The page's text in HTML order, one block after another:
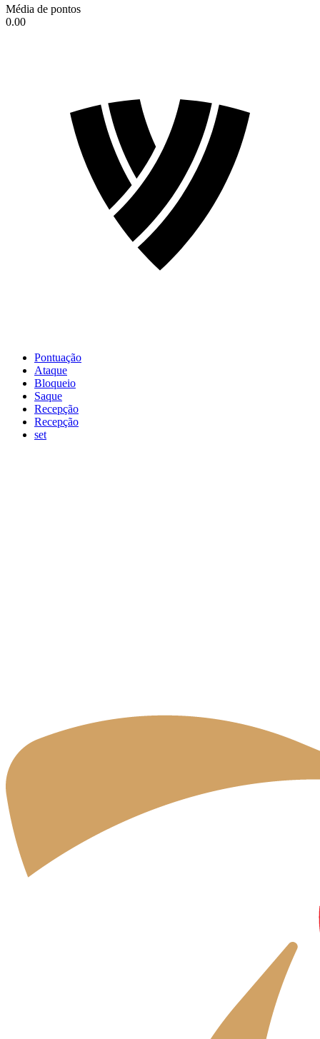
Média de pontos
0.00
Pontuação
Ataque
Bloqueio
Saque
Recepção
Recepção
set